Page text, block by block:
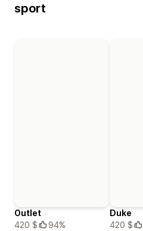
sport
Outlet
420 $
94%
Duke
420 $